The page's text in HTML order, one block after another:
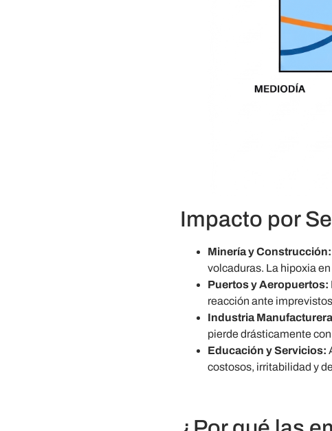
Impacto por
Minería y Construcción:
volcaduras. La hipoxia
Puertos y Aeropuertos:
reacción ante
Industria
pierde drásticamente
Educación y Servicios:
costosos, irritabilidad y